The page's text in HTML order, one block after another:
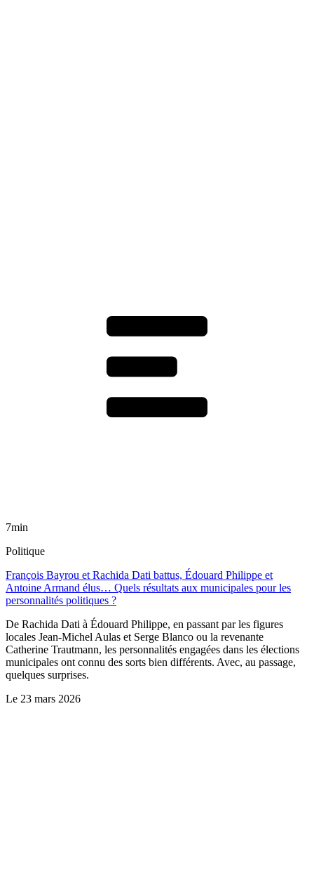
7min
Politique
François Bayrou et Rachida Dati battus, Édouard Philippe et
Antoine Armand élus… Quels résultats aux municipales pour les
personnalités politiques ?
De Rachida Dati à Édouard Philippe, en passant par les figures
locales Jean-Michel Aulas et Serge Blanco ou la revenante
Catherine Trautmann, les personnalités engagées dans les élections
municipales ont connu des sorts bien différents. Avec, au passage,
quelques surprises.
Le 23 mars 2026